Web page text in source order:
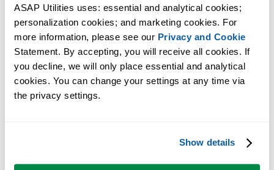
ASAP Utilities uses: essential and analytical cookies;
personalization cookies; and marketing cookies. For
more information, please see our Privacy and Cookie
Statement. By accepting, you will receive all cookies. If
you decline, we will only place essential and analytical
cookies. You can change your settings at any time via
the privacy settings.
Show details